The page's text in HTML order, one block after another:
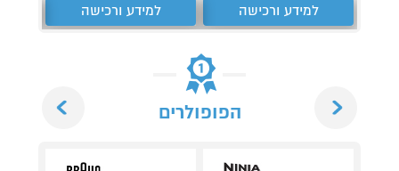
למידע ורכישה למידע ורכישה
הפופולרים